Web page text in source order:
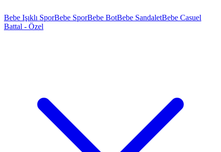
Bebe Işıklı SporBebe SporBebe BotBebe SandaletBebe Casuel
Battal - Özel